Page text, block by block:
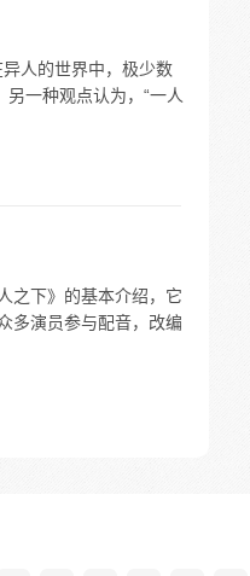
人的世界中，极少数
一种观点认为，“一人
之下》的基本介绍，它
多演员参与配音，改编